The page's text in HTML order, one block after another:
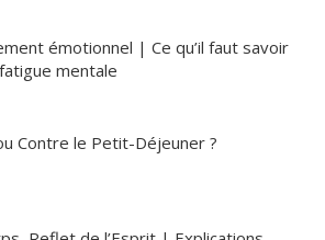
émotionnel | Ce qu’il faut savoir
mentale
Contre le Petit-Déjeuner ?